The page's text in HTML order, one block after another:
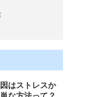
はストレスか